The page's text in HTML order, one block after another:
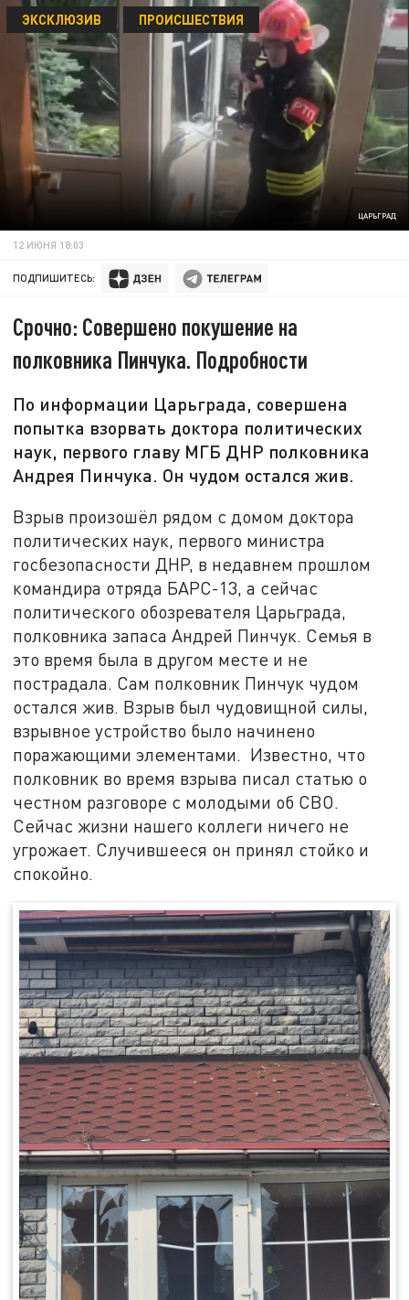
ЦАРЬГРАД
ЭКСКЛЮЗИВ ПРОИСШЕСТВИЯ
12 ИЮНЯ 18:03
ПОДПИШИТЕСЬ:
Срочно: Совершено покушение на
полковника Пинчука. Подробности
По информации Царьграда, совершена
попытка взорвать доктора политических
наук, первого главу МГБ ДНР полковника
Андрея Пинчука. Он чудом остался жив.
Взрыв произошёл рядом с домом доктора
политических наук, первого министра
госбезопасности ДНР, в недавнем прошлом
командира отряда БАРС-13, а сейчас
политического обозревателя Царьграда,
полковника запаса Андрей Пинчук. Семья в
это время была в другом месте и не
пострадала. Сам полковник Пинчук чудом
остался жив. Взрыв был чудовищной силы,
взрывное устройство было начинено
поражающими элементами. Известно, что
полковник во время взрыва писал статью о
честном разговоре с молодыми об СВО.
Сейчас жизни нашего коллеги ничего не
угрожает. Случившееся он принял стойко и
спокойно.